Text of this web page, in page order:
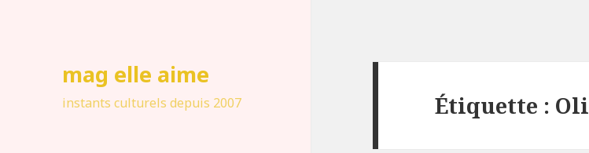
mag elle aime
instants culturels depuis 2007 Étiquette :